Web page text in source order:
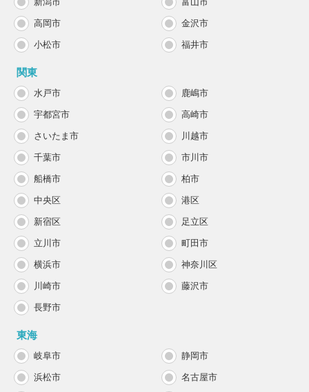
高岡市 金沢市
小松市 福井市
関東
水戸市 鹿嶋市
宇都宮市 高崎市
さいたま市 川越市
千葉市 市川市
船橋市 柏市
中央区 港区
新宿区 足立区
立川市 町田市
横浜市 神奈川区
川崎市 藤沢市
長野市
東海
岐阜市 静岡市
浜松市 名古屋市